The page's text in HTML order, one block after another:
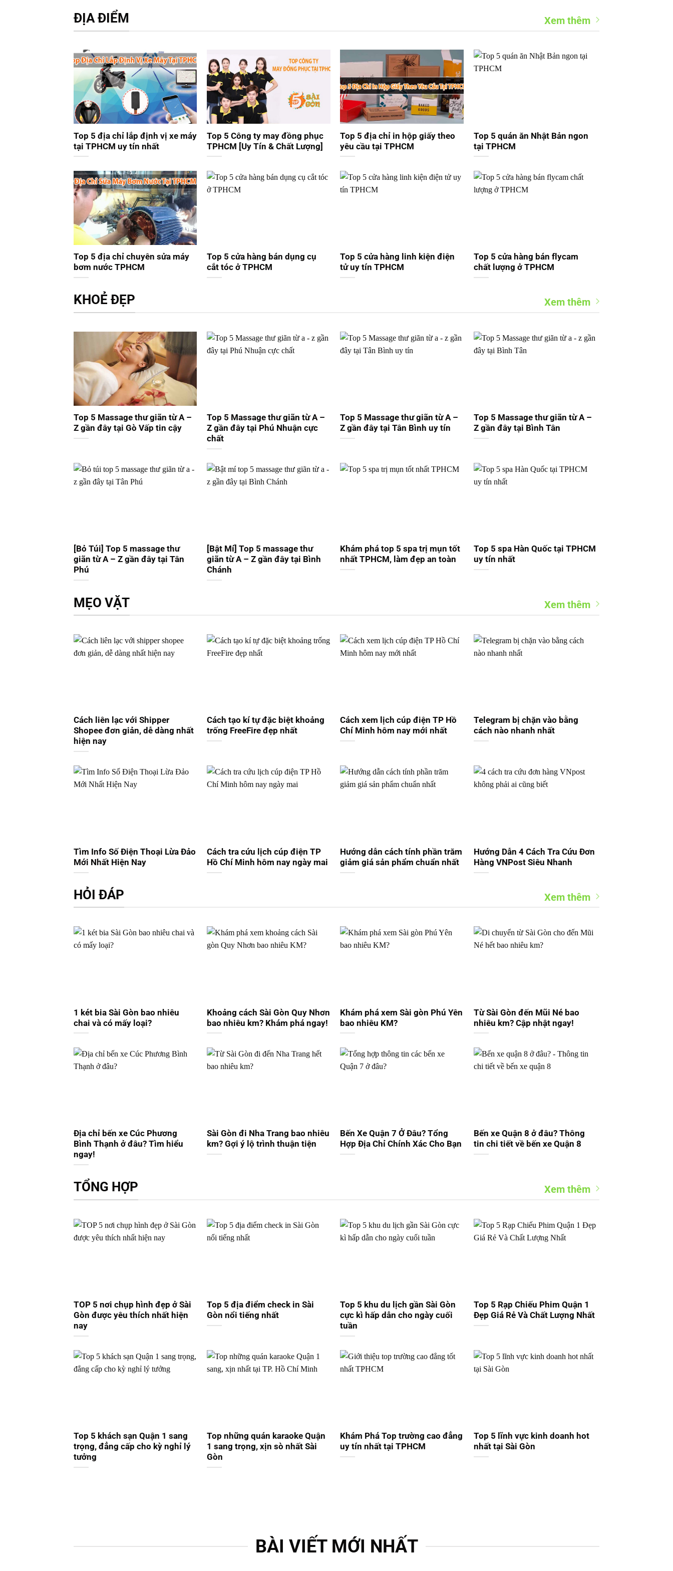
ĐỊA ĐIỂM Xem thêm
Top 5 địa chỉ lắp định vị xe máy
tại TPHCM uy tín nhất
Top 5 Công ty may đồng phục
TPHCM [Uy Tín & Chất Lượng]
Top 5 địa chỉ in hộp giấy theo
yêu cầu tại TPHCM
Top 5 quán ăn Nhật Bản ngon
tại TPHCM
Top 5 địa chỉ chuyên sửa máy
bơm nước TPHCM
Top 5 cửa hàng bán dụng cụ
cắt tóc ở TPHCM
Top 5 cửa hàng linh kiện điện
tử uy tín TPHCM
Top 5 cửa hàng bán flycam
chất lượng ở TPHCM
KHOẺ ĐẸP Xem thêm
Top 5 Massage thư giãn từ A –
Z gần đây tại Gò Vấp tin cậy
Top 5 Massage thư giãn từ A –
Z gần đây tại Phú Nhuận cực
chất
Top 5 Massage thư giãn từ A –
Z gần đây tại Tân Bình uy tín
Top 5 Massage thư giãn từ A –
Z gần đây tại Bình Tân
[Bỏ Túi] Top 5 massage thư
giãn từ A – Z gần đây tại Tân
Phú
[Bật Mí] Top 5 massage thư
giãn từ A – Z gần đây tại Bình
Chánh
Khám phá top 5 spa trị mụn tốt
nhất TPHCM, làm đẹp an toàn
Top 5 spa Hàn Quốc tại TPHCM
uy tín nhất
MẸO VẶT Xem thêm
Cách liên lạc với Shipper
Shopee đơn giản, dễ dàng nhất
hiện nay
Cách tạo kí tự đặc biệt khoảng
trống FreeFire đẹp nhất
Cách xem lịch cúp điện TP Hồ
Chí Minh hôm nay mới nhất
Telegram bị chặn vào bằng
cách nào nhanh nhất
Tìm Info Số Điện Thoại Lừa Đảo
Mới Nhất Hiện Nay
Cách tra cứu lịch cúp điện TP
Hồ Chí Minh hôm nay ngày mai
Hướng dẫn cách tính phần trăm
giảm giá sản phẩm chuẩn nhất
Hướng Dẫn 4 Cách Tra Cứu Đơn
Hàng VNPost Siêu Nhanh
HỎI ĐÁP Xem thêm
1 két bia Sài Gòn bao nhiêu
chai và có mấy loại?
Khoảng cách Sài Gòn Quy Nhơn
bao nhiêu km? Khám phá ngay!
Khám phá xem Sài gòn Phú Yên
bao nhiêu KM?
Từ Sài Gòn đến Mũi Né bao
nhiêu km? Cập nhật ngay!
Địa chỉ bến xe Cúc Phương
Bình Thạnh ở đâu? Tìm hiểu
ngay!
Sài Gòn đi Nha Trang bao nhiêu
km? Gợi ý lộ trình thuận tiện
Bến Xe Quận 7 Ở Đâu? Tổng
Hợp Địa Chỉ Chính Xác Cho Bạn
Bến xe Quận 8 ở đâu? Thông
tin chi tiết về bến xe Quận 8
TỔNG HỢP Xem thêm
TOP 5 nơi chụp hình đẹp ở Sài
Gòn được yêu thích nhất hiện
nay
Top 5 địa điểm check in Sài
Gòn nổi tiếng nhất
Top 5 khu du lịch gần Sài Gòn
cực kì hấp dẫn cho ngày cuối
tuần
Top 5 Rạp Chiếu Phim Quận 1
Đẹp Giá Rẻ Và Chất Lượng Nhất
Top 5 khách sạn Quận 1 sang
trọng, đẳng cấp cho kỳ nghỉ lý
tưởng
Top những quán karaoke Quận
1 sang trọng, xịn sò nhất Sài
Gòn
Khám Phá Top trường cao đẳng
uy tín nhất tại TPHCM
Top 5 lĩnh vực kinh doanh hot
nhất tại Sài Gòn
BÀI VIẾT MỚI NHẤT